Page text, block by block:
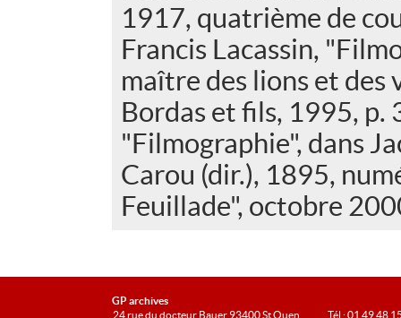
1917, quatrième de
Francis Lacassin,
maître des lions et des
Bordas et fils, 1995, p.
"Filmographie", dans
Carou (dir.), 1895,
Feuillade", octobre
GP archives
24 rue du docteur Bauer 93400 St Ouen
Tél : 01 49 48